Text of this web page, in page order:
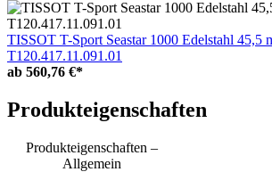
TISSOT T-Sport Seastar 1000 Edelstahl 45,5
T120.417.11.091.01
ab 560,76 €*
Produkteigenschaften
Produkteigenschaften –
Allgemein